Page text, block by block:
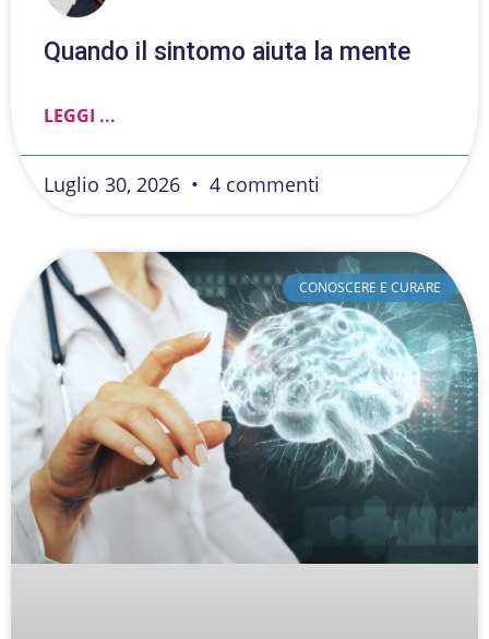
Quando il sintomo aiuta la mente
LEGGI ...
Luglio 30, 2026 4 commenti
CONOSCERE E CURARE